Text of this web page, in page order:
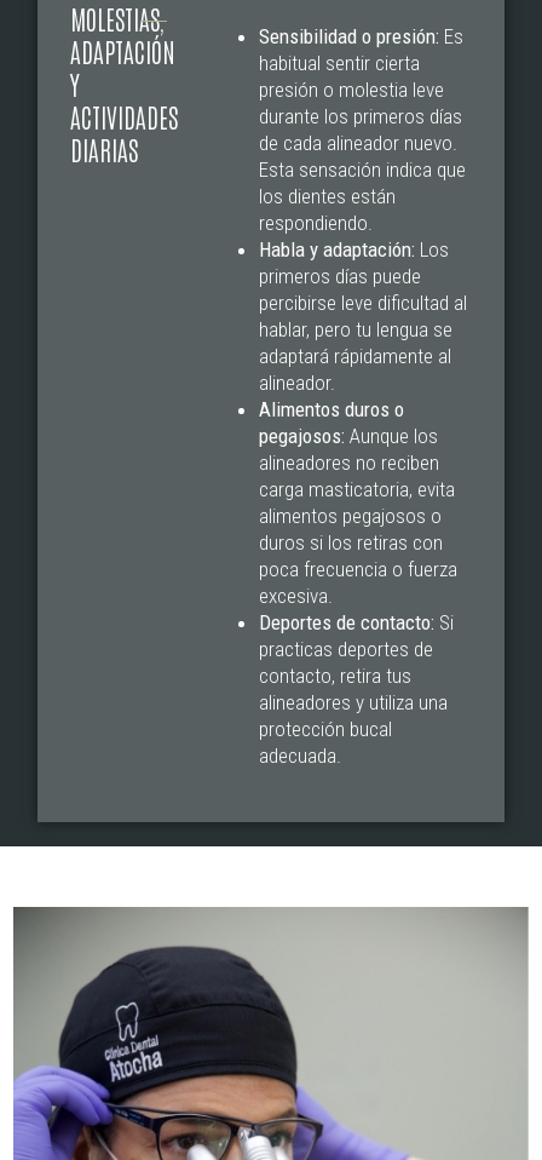
MOLESTIAS,
ADAPTACIÓN
Y
ACTIVIDADES
DIARIAS
Sensibilidad o presión: Es
habitual sentir cierta
presión o molestia leve
durante los primeros días
de cada alineador nuevo.
Esta sensación indica que
los dientes están
respondiendo.
Habla y adaptación: Los
primeros días puede
percibirse leve dificultad al
hablar, pero tu lengua se
adaptará rápidamente al
alineador.
Alimentos duros o
pegajosos: Aunque los
alineadores no reciben
carga masticatoria, evita
alimentos pegajosos o
duros si los retiras con
poca frecuencia o fuerza
excesiva.
Deportes de contacto: Si
practicas deportes de
contacto, retira tus
alineadores y utiliza una
protección bucal
adecuada.